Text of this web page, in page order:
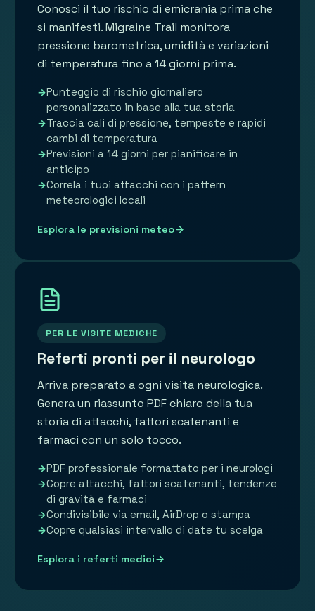
Conosci il tuo rischio di emicrania prima che
si manifesti. Migraine Trail monitora
pressione barometrica, umidità e variazioni
di temperatura fino a 14 giorni prima.
Punteggio di rischio giornaliero
personalizzato in base alla tua storia
Traccia cali di pressione, tempeste e rapidi
cambi di temperatura
Previsioni a 14 giorni per pianificare in
anticipo
Correla i tuoi attacchi con i pattern
meteorologici locali
Esplora le previsioni meteo
PER LE VISITE MEDICHE
Referti pronti per il neurologo
Arriva preparato a ogni visita neurologica.
Genera un riassunto PDF chiaro della tua
storia di attacchi, fattori scatenanti e
farmaci con un solo tocco.
PDF professionale formattato per i neurologi
Copre attacchi, fattori scatenanti, tendenze
di gravità e farmaci
Condivisibile via email, AirDrop o stampa
Copre qualsiasi intervallo di date tu scelga
Esplora i referti medici